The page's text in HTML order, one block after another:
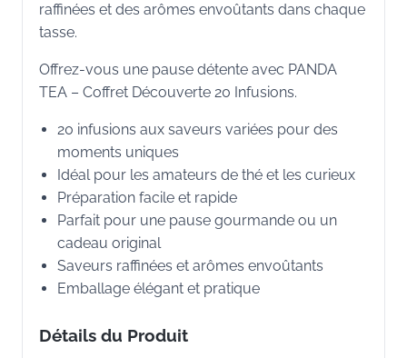
raffinées et des arômes envoûtants dans chaque
tasse.
Offrez-vous une pause détente avec PANDA
TEA – Coffret Découverte 20 Infusions.
20 infusions aux saveurs variées pour des
moments uniques
Idéal pour les amateurs de thé et les curieux
Préparation facile et rapide
Parfait pour une pause gourmande ou un
cadeau original
Saveurs raffinées et arômes envoûtants
Emballage élégant et pratique
Détails du Produit